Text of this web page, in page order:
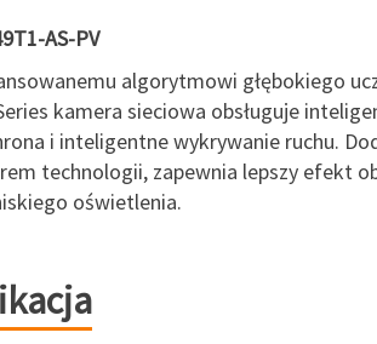
AS-PV
algorytmowi głębokiego
kamera sieciowa obsługuje
i inteligentne wykrywanie ruchu.
technologii, zapewnia lepszy efekt
oświetlenia.